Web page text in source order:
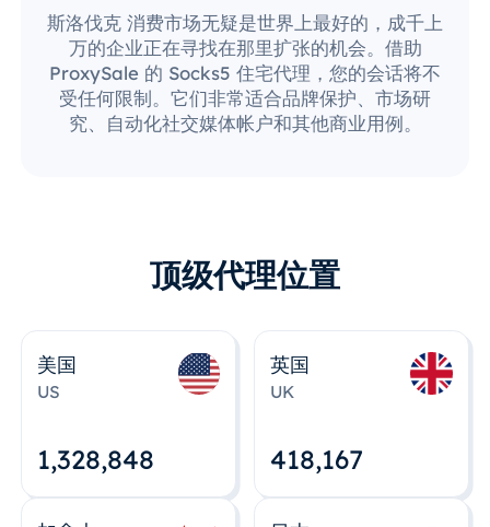
斯洛伐克 消费市场无疑是世界上最好的，成千上
万的企业正在寻找在那里扩张的机会。借助
ProxySale 的 Socks5 住宅代理，您的会话将不
受任何限制。它们非常适合品牌保护、市场研
究、自动化社交媒体帐户和其他商业用例。
顶级代理位置
美国
US
1,328,848
英国
UK
418,167